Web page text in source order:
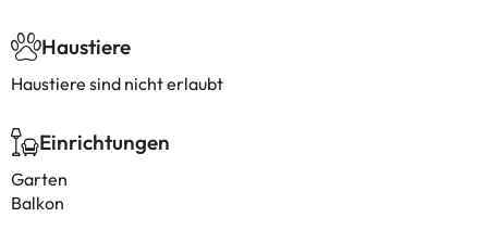
Haustiere
Haustiere sind nicht erlaubt
Einrichtungen
Garten
Balkon